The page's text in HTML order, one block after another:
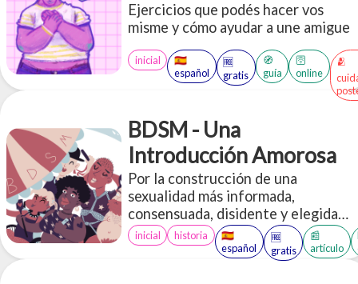
Ejercicios que podés hacer vos
misme y cómo ayudar a une amigue
inicial
🇪🇸
español
🆓
gratis
🧭
guía
🛜
online
🫂
BDSM - Una
Introducción Amorosa
Por la construcción de una
sexualidad más informada,
consensuada, disidente y elegida
libremente
inicial historia
🇪🇸
español
🆓
gratis
📰
artículo